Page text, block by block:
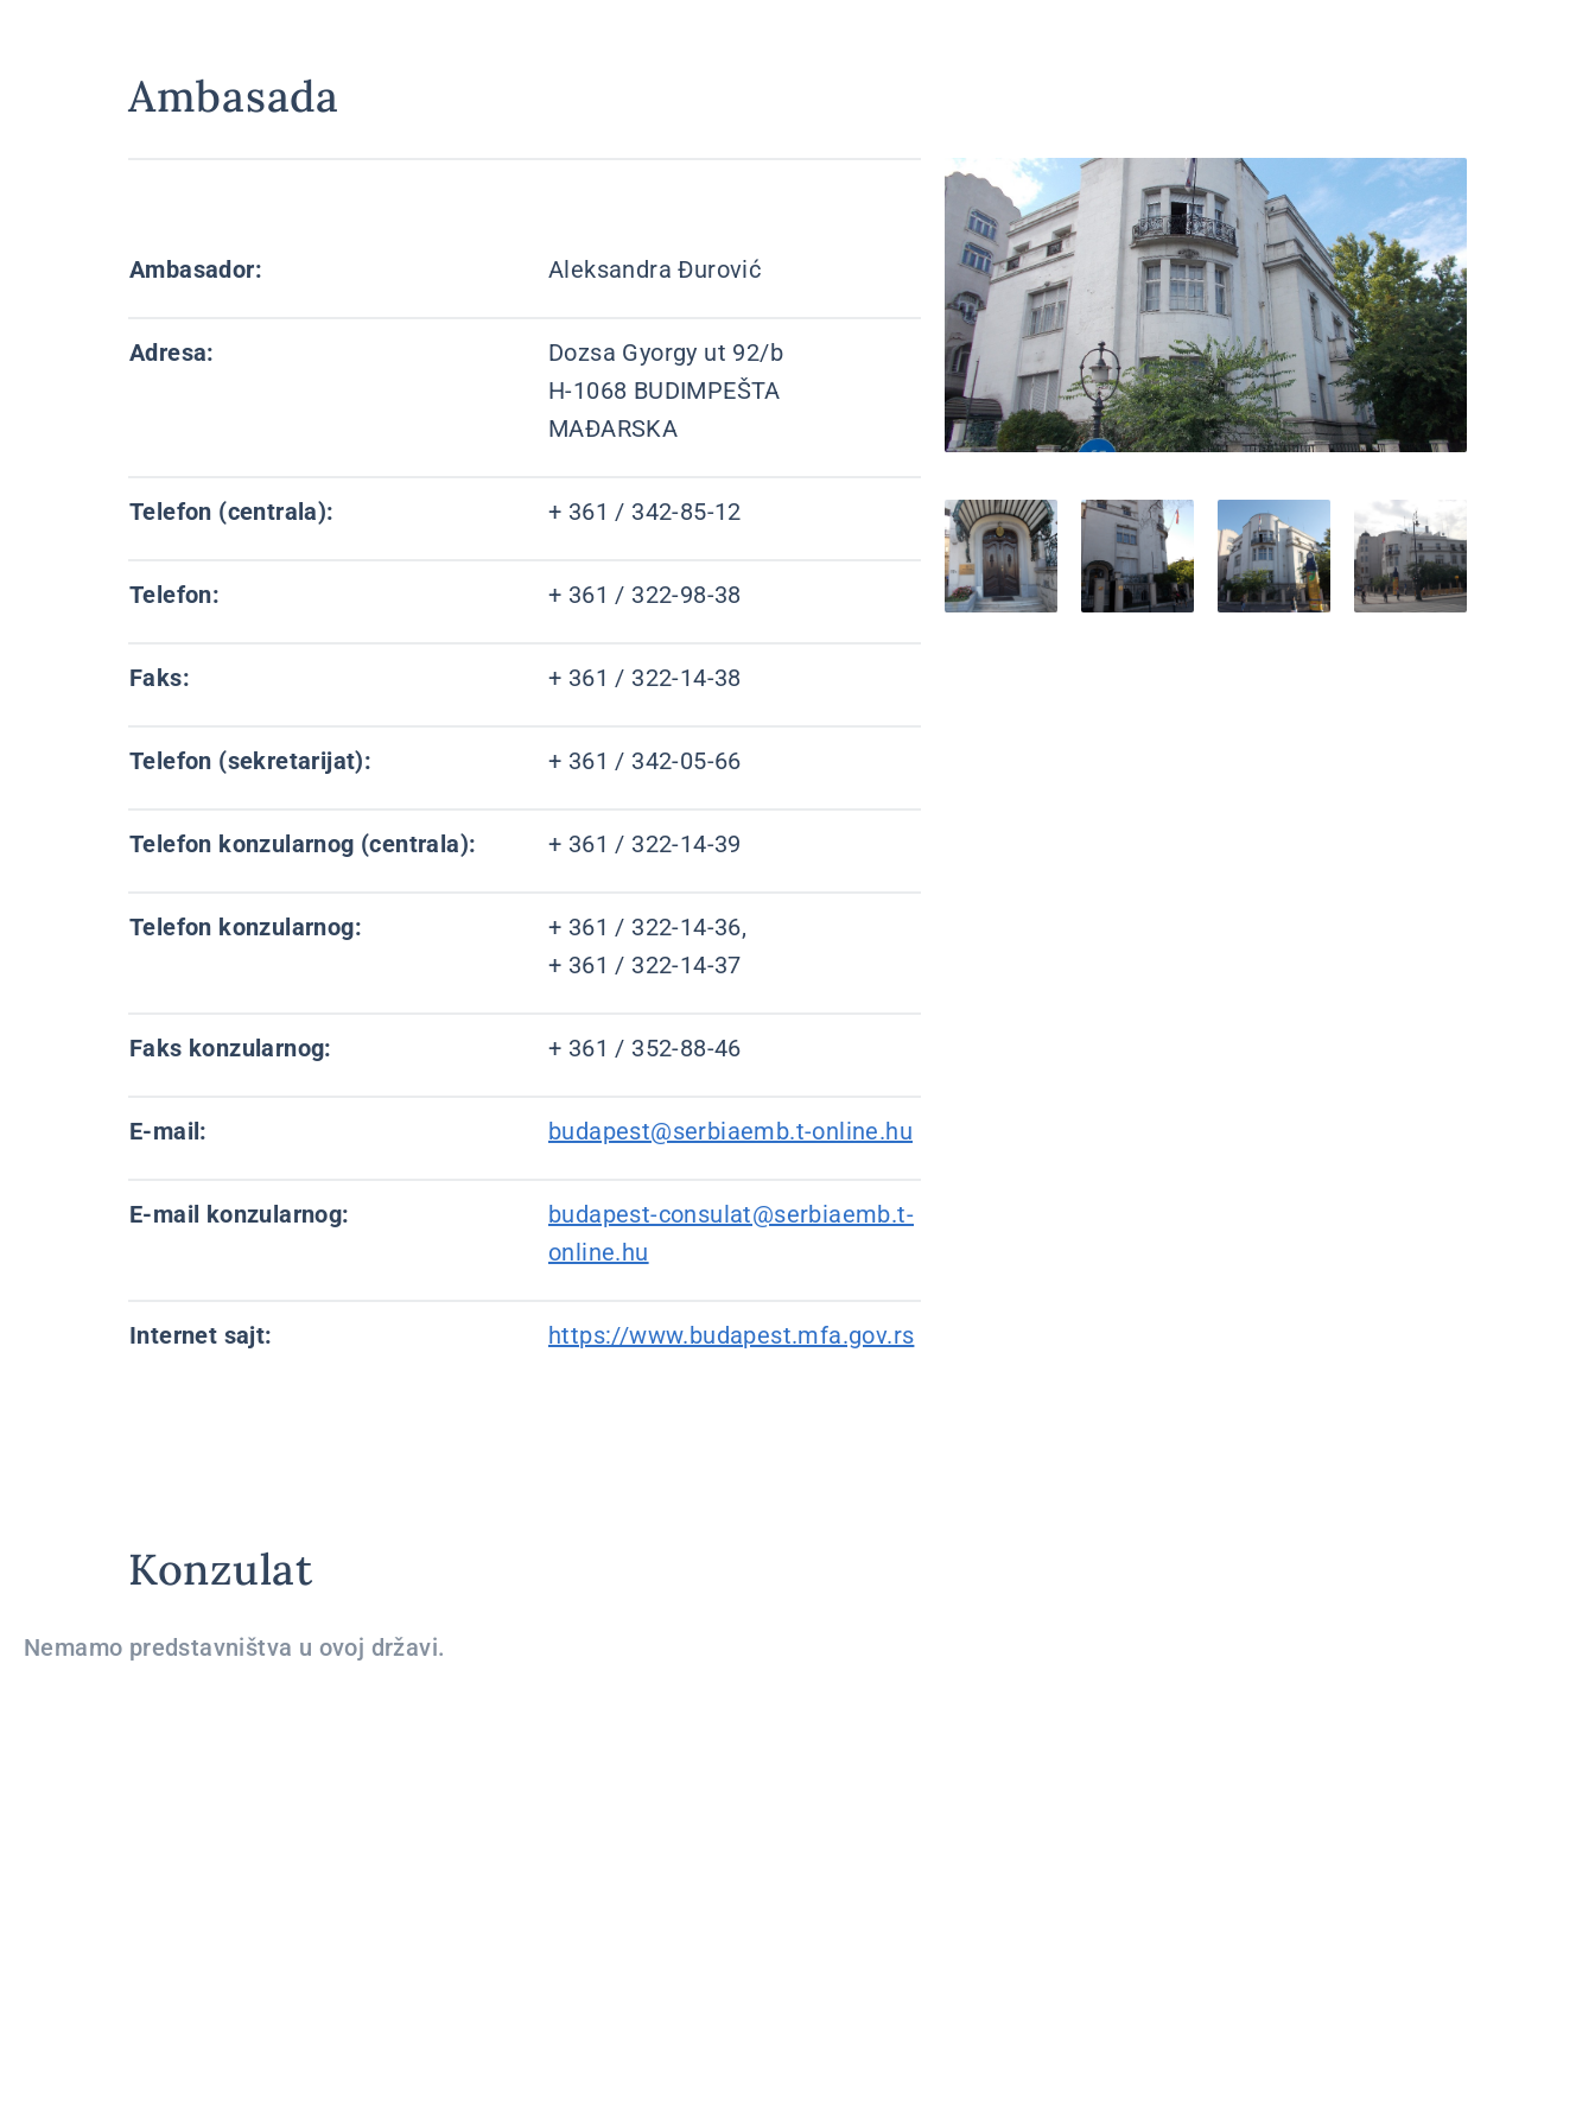
Ambasada
Ambasador: Aleksandra Đurović
Adresa:
Dozsa Gyorgy ut 92/b
H-1068 BUDIMPEŠTA
MAĐARSKA
Telefon (centrala): + 361 / 342-85-12
Telefon: + 361 / 322-98-38
Faks: + 361 / 322-14-38
Telefon (sekretarijat): + 361 / 342-05-66
Telefon konzularnog (centrala): + 361 / 322-14-39
Telefon konzularnog:
+ 361 / 322-14-36,
+ 361 / 322-14-37
Faks konzularnog: + 361 / 352-88-46
E-mail: budapest@serbiaemb.t-online.hu
E-mail konzularnog:
budapest-consulat@serbiaemb.t-
online.hu
Internet sajt: https://www.budapest.mfa.gov.rs
Konzulat
Nemamo predstavništva u ovoj državi.